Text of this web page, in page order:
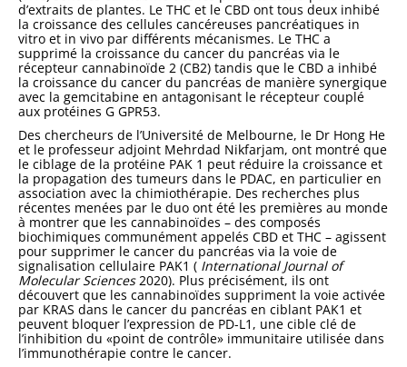
d’extraits de plantes. Le THC et le CBD ont tous deux inhibé
la croissance des cellules cancéreuses pancréatiques in
vitro et in vivo par différents mécanismes. Le THC a
supprimé la croissance du cancer du pancréas via le
récepteur cannabinoïde 2 (CB2) tandis que le CBD a inhibé
la croissance du cancer du pancréas de manière synergique
avec la gemcitabine en antagonisant le récepteur couplé
aux protéines G GPR53.
Des chercheurs de l’Université de Melbourne, le Dr Hong He
et le professeur adjoint Mehrdad Nikfarjam, ont montré que
le ciblage de la protéine PAK 1 peut réduire la croissance et
la propagation des tumeurs dans le PDAC, en particulier en
association avec la chimiothérapie. Des recherches plus
récentes menées par le duo ont été les premières au monde
à montrer que les cannabinoïdes – des composés
biochimiques communément appelés CBD et THC – agissent
pour supprimer le cancer du pancréas via la voie de
signalisation cellulaire PAK1 ( International Journal of
Molecular Sciences2020). Plus précisément, ils ont
découvert que les cannabinoïdes suppriment la voie activée
par KRAS dans le cancer du pancréas en ciblant PAK1 et
peuvent bloquer l’expression de PD-L1, une cible clé de
l’inhibition du «point de contrôle» immunitaire utilisée dans
l’immunothérapie contre le cancer.